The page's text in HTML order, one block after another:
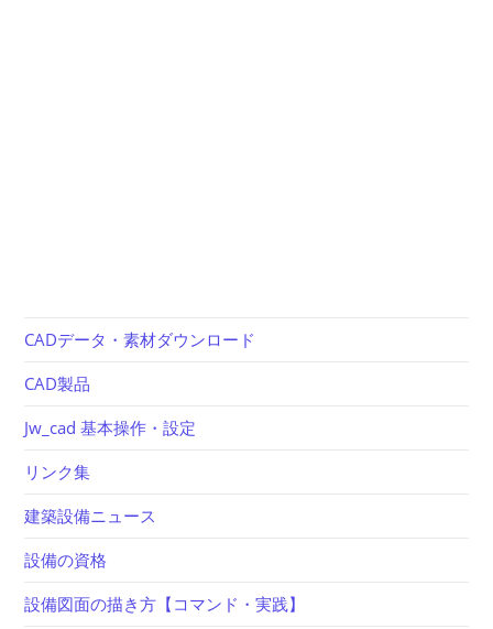
CADデータ・素材ダウンロード
CAD製品
Jw_cad 基本操作・設定
リンク集
建築設備ニュース
設備の資格
設備図面の描き方【コマンド・実践】